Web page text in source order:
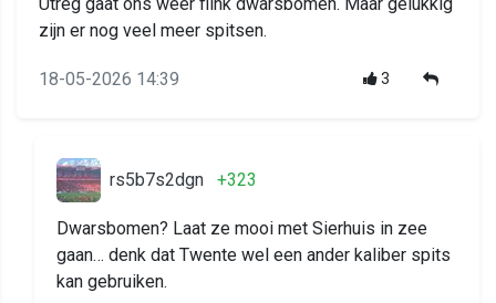
zijn er nog veel meer spitsen.
18-05-2026 14:39 3
rs5b7s2dgn +323
Dwarsbomen? Laat ze mooi met Sierhuis in zee
gaan… denk dat Twente wel een ander kaliber spits
kan gebruiken.